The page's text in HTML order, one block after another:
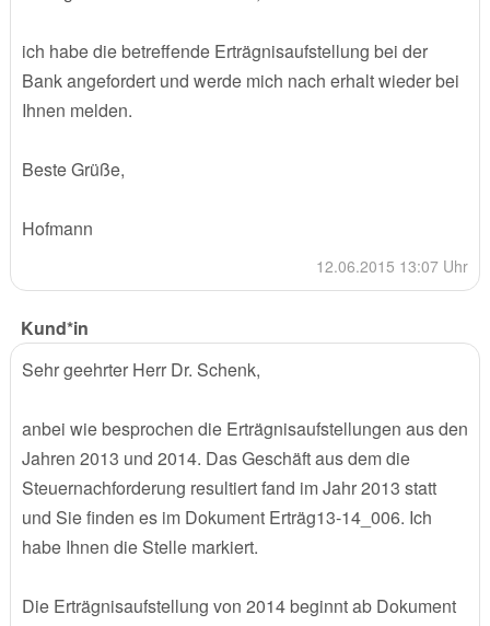
ich habe die betreffende Erträgnisaufstellung bei der
Bank angefordert und werde mich nach erhalt wieder bei
Ihnen melden.
Beste Grüße,
Hofmann
12.06.2015 13:07 Uhr
Kund*in
Sehr geehrter Herr Dr. Schenk,
anbei wie besprochen die Erträgnisaufstellungen aus den
Jahren 2013 und 2014. Das Geschäft aus dem die
Steuernachforderung resultiert fand im Jahr 2013 statt
und Sie finden es im Dokument Erträg13-14_006. Ich
habe Ihnen die Stelle markiert.
Die Erträgnisaufstellung von 2014 beginnt ab Dokument